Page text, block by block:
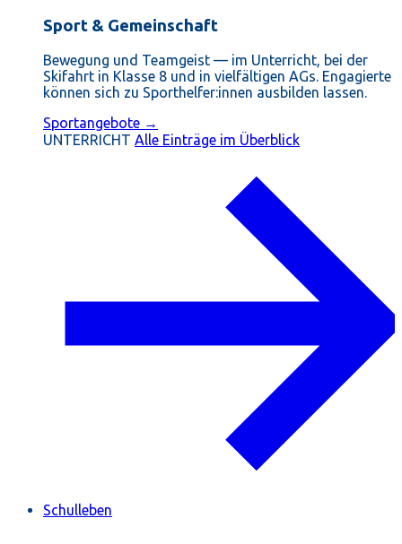
Sport & Gemeinschaft
Bewegung und Teamgeist — im Unterricht, bei der
Skifahrt in Klasse 8 und in vielfältigen AGs. Engagierte
können sich zu Sporthelfer:innen ausbilden lassen.
Sportangebote →
UNTERRICHT Alle Einträge im Überblick
Schulleben